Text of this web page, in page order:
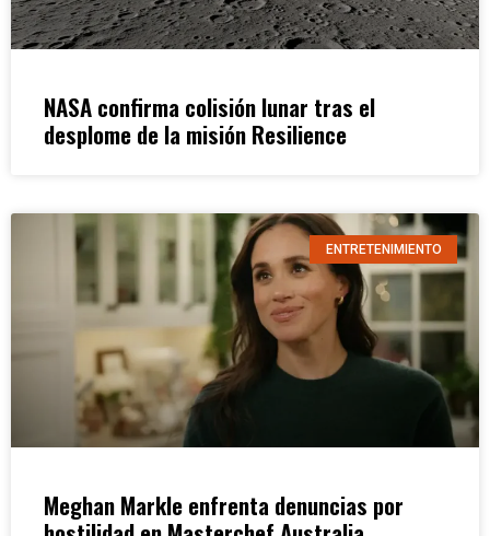
NASA confirma colisión lunar tras el
desplome de la misión Resilience
ENTRETENIMIENTO
Meghan Markle enfrenta denuncias por